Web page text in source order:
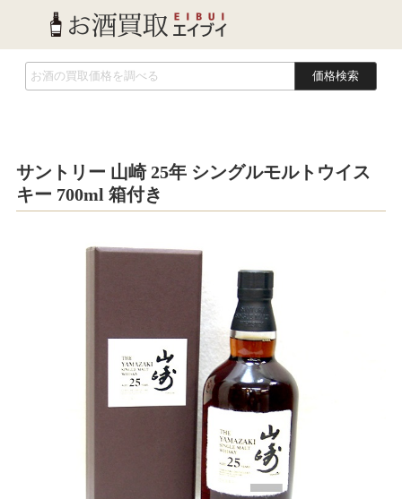
価格検索
サントリー 山崎 25年 シングルモルトウイス
キー 700ml 箱付き